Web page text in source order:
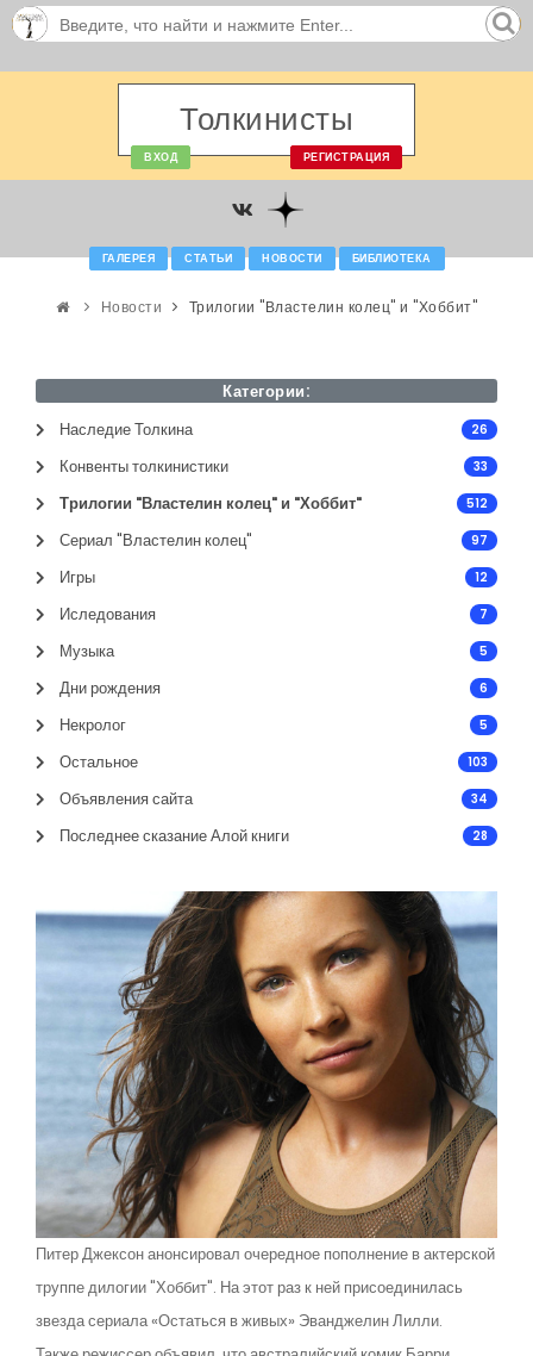
Толкинисты
ВХОД РЕГИСТРАЦИЯ
ГАЛЕРЕЯ СТАТЬИ НОВОСТИ БИБЛИОТЕКА
Новости Трилогии "Властелин колец" и "Хоббит"
Категории:
Наследие Толкина
26
Конвенты толкинистики 33
Трилогии "Властелин колец" и "Хоббит" 512
Сериал "Властелин колец" 97
Игры 12
Иследования 7
Музыка 5
Дни рождения 6
Некролог 5
Остальное 103
Объявления сайта 34
Последнее сказание Алой книги 28
Питер Джексон анонсировал очередное пополнение в актерской
труппе дилогии "Хоббит". На этот раз к ней присоединилась
звезда сериала «Остаться в живых» Эванджелин Лилли.